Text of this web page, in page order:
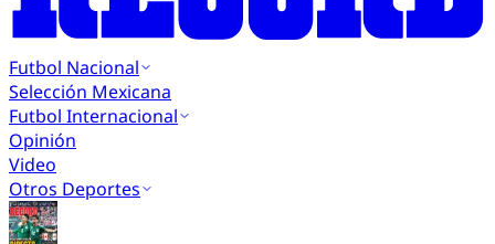
Futbol Nacional
Selección Mexicana
Futbol Internacional
Opinión
Video
Otros Deportes